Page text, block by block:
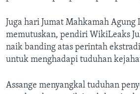
Juga hari Jumat Mahkamah Agung
memutuskan, pendiri WikiLeaks
naik banding atas perintah
untuk menghadapi tuduhan
Assange menyangkal tuduhan